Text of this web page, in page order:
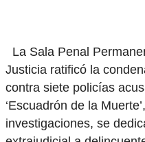
La Sala Penal
Justicia ratificó la
contra siete policías
‘Escuadrón de la
investigaciones, se